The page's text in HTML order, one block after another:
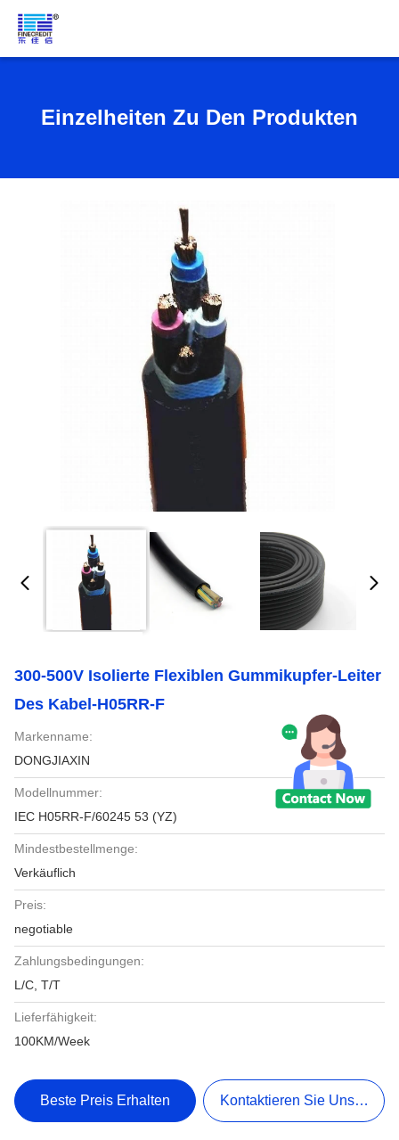
Einzelheiten Zu Den Produkten
300-500V Isolierte Flexiblen Gummikupfer-Leiter
Des Kabel-H05RR-F
Markenname:
DONGJIAXIN
Modellnummer:
IEC H05RR-F/60245 53 (YZ)
Mindestbestellmenge:
Verkäuflich
Preis:
negotiable
Zahlungsbedingungen:
L/C, T/T
Lieferfähigkeit:
100KM/Week
Beste Preis Erhalten Kontaktieren Sie Uns Jetzt